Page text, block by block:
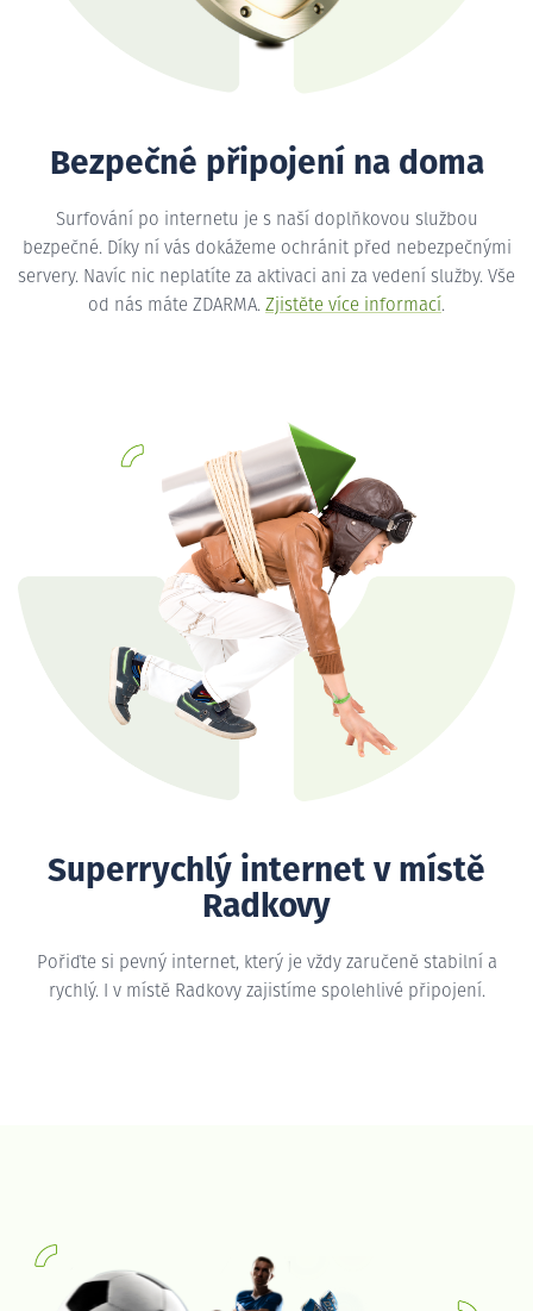
Bezpečné připojení na doma
Surfování po internetu je s naší doplňkovou službou
bezpečné. Díky ní vás dokážeme ochránit před nebezpečnými
servery. Navíc nic neplatíte za aktivaci ani za vedení služby. Vše
od nás máte ZDARMA. Zjistěte více informací.
Superrychlý internet v místě
Radkovy
Pořiďte si pevný internet, který je vždy zaručeně stabilní a
rychlý. I v místě Radkovy zajistíme spolehlivé připojení.